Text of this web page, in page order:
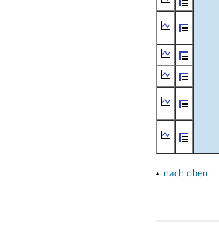
▴ nach oben